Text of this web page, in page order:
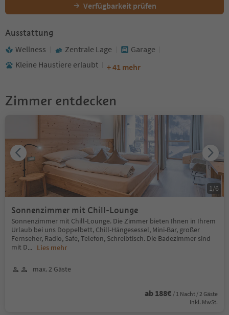
Verfügbarkeit prüfen
Ausstattung
Wellness Zentrale Lage
Garage
Kleine Haustiere erlaubt
+ 41 mehr
Zimmer entdecken
Sonnenzimmer mit Chill-Lounge
Sonnenzimmer mit Chill-Lounge. Die Zimmer bieten Ihnen in Ihrem
Urlaub bei uns Doppelbett, Chill-Hängesessel, Mini-Bar, großer
Fernseher, Radio, Safe, Telefon, Schreibtisch. Die Badezimmer sind
mit D... Lies mehr
max. 2 Gäste
ab 188€ / 1 Nacht / 2 Gäste
Inkl. MwSt.
1/6